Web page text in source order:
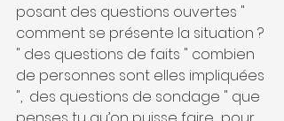
posant des questions ouvertes "
comment se présente la situation ?
" des questions de faits " combien
de personnes sont elles impliquées
",  des questions de sondage " que